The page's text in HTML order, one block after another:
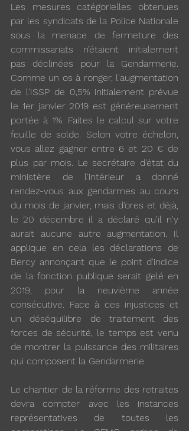
Les mesures catégorielles obtenues
par les syndicats de la Police Nationale
sous la menace de fermeture des
commissariats n’étaient initialement
pas déclinées pour la Gendarmerie.
Comme un os à ronger, l'augmentation
de l'ISSP de 0,5% initialement prévue
le 1er janvier 2019 est généreusement
portée à 1%. Faites le calcul sur votre
feuille de solde. Selon votre échelon,
vous allez gagner entre 6 et 20 € de
plus par mois. Le secrétaire d'état du
ministère de l'intérieur a donné
rendez-vous aux gendarmes au cours
du mois de janvier, mais d'ores et déjà,
le 20 décembre il a déclaré qu'il n'y
aurait aucune autre augmentation. Il
applique en cela les déclarations de
Bercy annonçant que le point d'indice
de la fonction publique serait gelé en
2019, pour la neuvième année
consécutive. Face à ces injustices et
un déséquilibre de traitement des
forces de sécurité, le temps est venu
de montrer la puissance des militaires
qui composent la Gendarmerie.
Le chantier de la réforme des retraites
devra compter avec les instances
représentatives de toutes les